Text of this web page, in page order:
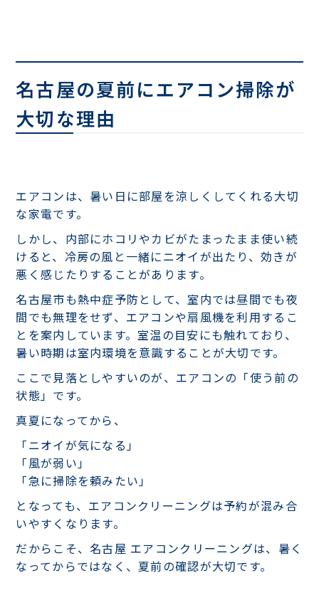
名古屋の夏前にエアコン掃除が
大切な理由
エアコンは、暑い日に部屋を涼しくしてくれる大切
な家電です。
しかし、内部にホコリやカビがたまったまま使い続
けると、冷房の風と一緒にニオイが出たり、効きが
悪く感じたりすることがあります。
名古屋市も熱中症予防として、室内では昼間でも夜
間でも無理をせず、エアコンや扇風機を利用するこ
とを案内しています。室温の目安にも触れており、
暑い時期は室内環境を意識することが大切です。
ここで見落としやすいのが、エアコンの「使う前の
状態」です。
真夏になってから、
「ニオイが気になる」
「風が弱い」
「急に掃除を頼みたい」
となっても、エアコンクリーニングは予約が混み合
いやすくなります。
だからこそ、名古屋 エアコンクリーニングは、暑く
なってからではなく、夏前の確認が大切です。